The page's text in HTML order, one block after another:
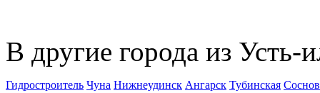
В другие города из Усть-
Гидростроитель Чуна Нижнеудинск Ангарск Тубинская